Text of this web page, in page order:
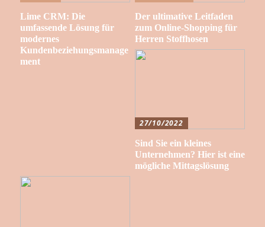
Lime CRM: Die
umfassende Lösung für
modernes
Kundenbeziehungsmanage
ment
Der ultimative Leitfaden
zum Online-Shopping für
Herren Stoffhosen
27/10/2022
Sind Sie ein kleines
Unternehmen? Hier ist eine
mögliche Mittagslösung